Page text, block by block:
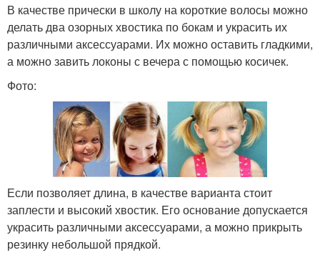
В качестве прически в школу на короткие волосы можно
делать два озорных хвостика по бокам и украсить их
различными аксессуарами. Их можно оставить гладкими,
а можно завить локоны с вечера с помощью косичек.
Фото:
Если позволяет длина, в качестве варианта стоит
заплести и высокий хвостик. Его основание допускается
украсить различными аксессуарами, а можно прикрыть
резинку небольшой прядкой.